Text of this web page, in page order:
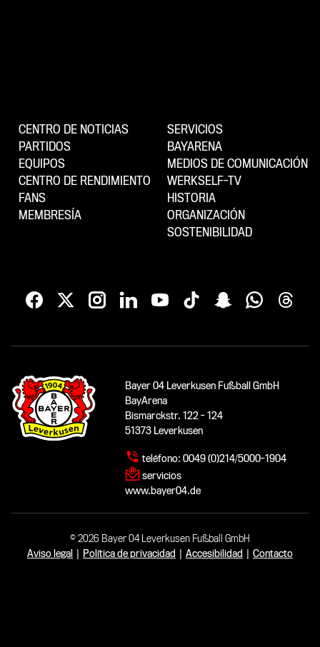
CENTRO DE NOTICIAS
PARTIDOS
EQUIPOS
CENTRO DE RENDIMIENTO
FANS
MEMBRESÍA
SERVICIOS
BAYARENA
MEDIOS DE COMUNICACIÓN
WERKSELF-TV
HISTORIA
ORGANIZACIÓN
SOSTENIBILIDAD
Bayer 04 Leverkusen Fußball GmbH
BayArena
Bismarckstr. 122 - 124
51373 Leverkusen
teléfono: 0049 (0)214/5000-1904
servicios
www.bayer04.de
© 2026 Bayer 04 Leverkusen Fußball GmbH
Aviso legal
Política de privacidad Accesibilidad Contacto